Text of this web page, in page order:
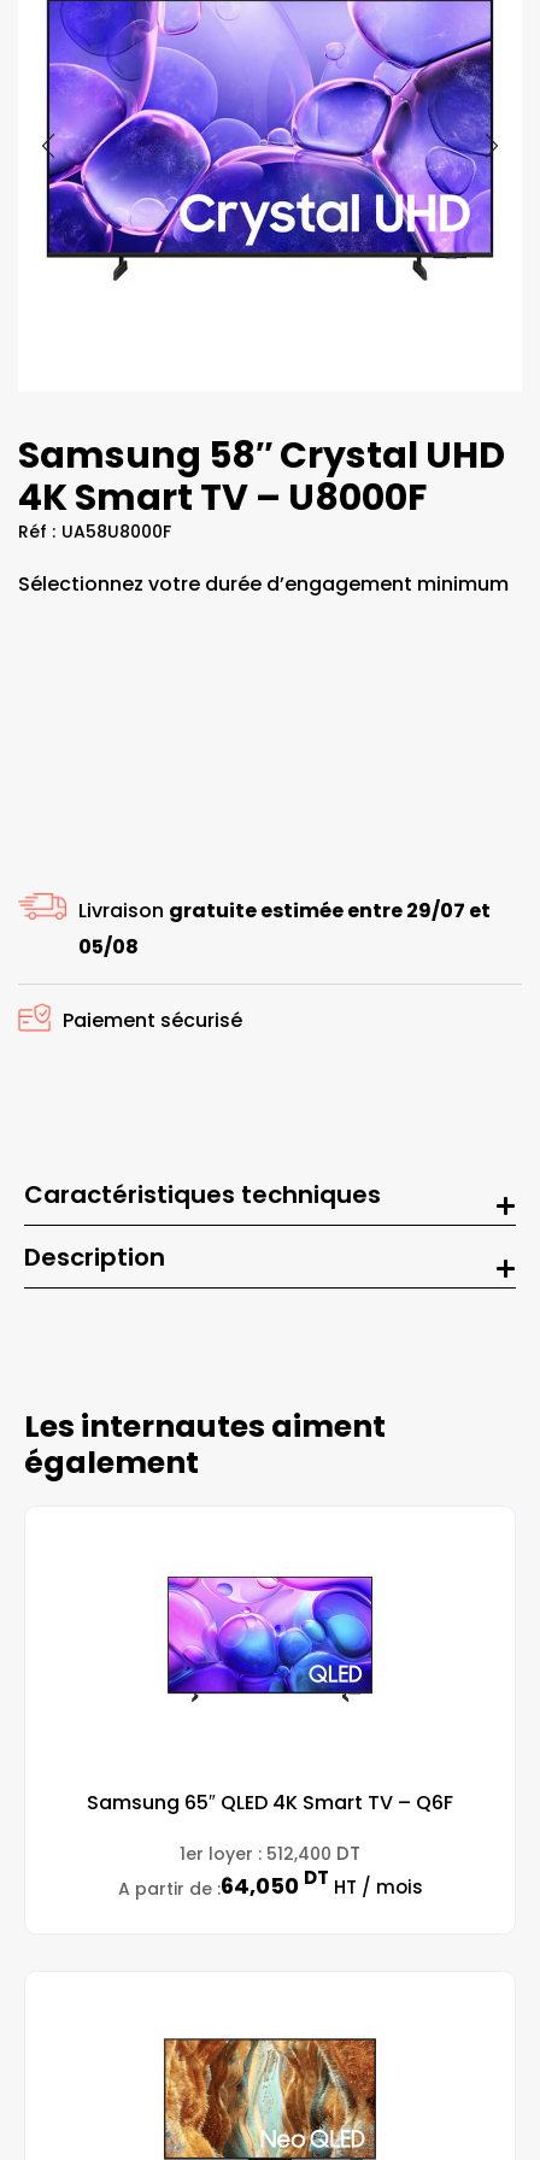
Samsung 58″ Crystal UHD
4K Smart TV – U8000F
Réf : UA58U8000F
Sélectionnez votre durée d’engagement minimum
Livraison gratuite estimée entre 29/07 et
05/08
Paiement sécurisé
Caractéristiques techniques
Description
Les internautes aiment
également
Samsung 65″ QLED 4K Smart TV – Q6F
1er loyer : 512,400 DT
A partir de :64,050 DT HT / mois